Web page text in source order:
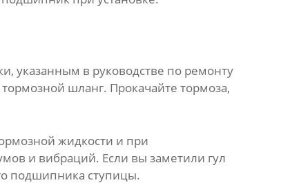
указанным в руководстве по ремонту
шланг. Прокачайте тормоза,
жидкости и при
и вибраций. Если вы заметили гул
подшипника ступицы.